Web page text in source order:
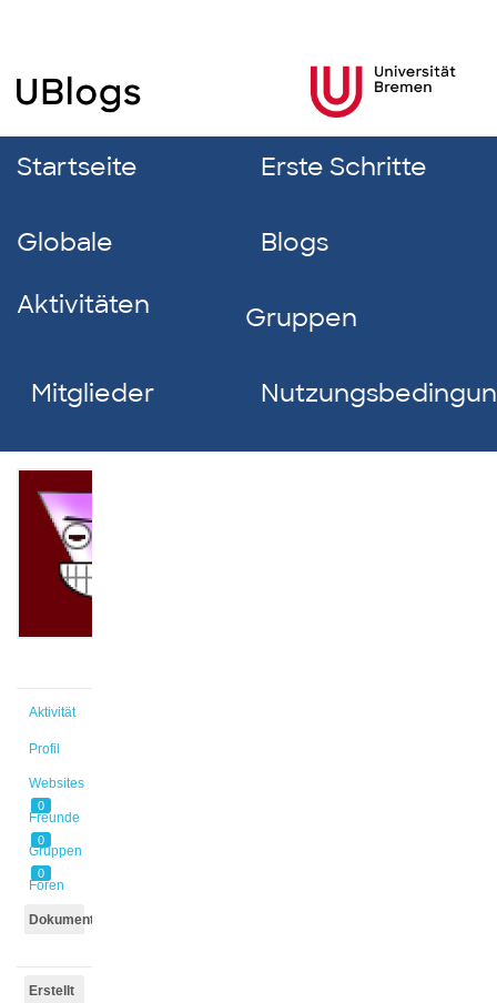
Startseite Erste Schritte
Globale
Aktivitäten
Blogs
Gruppen
Mitglieder
Aktivität
Profil
Websites
0
Freunde
0
Gruppen
0
Foren
Dokumente
Erstellt